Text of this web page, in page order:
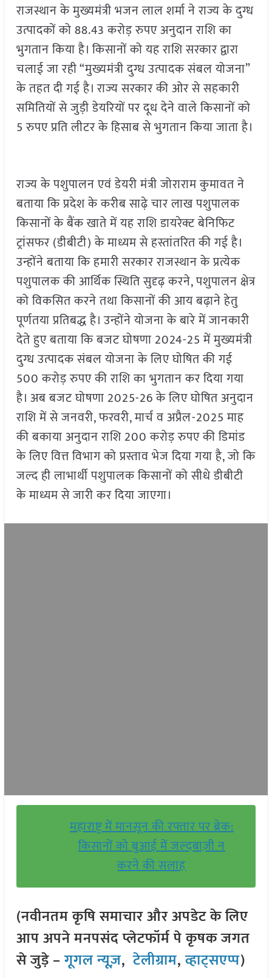
राजस्थान के मुख्यमंत्री भजन लाल शर्मा ने राज्य के दुग्ध
उत्पादकों को 88.43 करोड़ रुपए अनुदान राशि का
भुगतान किया है। किसानों को यह राशि सरकार द्वारा
चलाई जा रही “मुख्यमंत्री दुग्ध उत्पादक संबल योजना”
के तहत दी गई है। राज्य सरकार की ओर से सहकारी
समितियों से जुड़ी डेयरियों पर दूध देने वाले किसानों को
5 रुपए प्रति लीटर के हिसाब से भुगतान किया जाता है।
राज्य के पशुपालन एवं डेयरी मंत्री जोराराम कुमावत ने
बताया कि प्रदेश के करीब साढ़े चार लाख पशुपालक
किसानों के बैंक खाते में यह राशि डायरेक्ट बेनिफिट
ट्रांसफर (डीबीटी) के माध्यम से हस्तांतरित की गई है।
उन्होंने बताया कि हमारी सरकार राजस्थान के प्रत्येक
पशुपालक की आर्थिक स्थिति सुदृढ़ करने, पशुपालन क्षेत्र
को विकसित करने तथा किसानों की आय बढ़ाने हेतु
पूर्णतया प्रतिबद्ध है। उन्होंने योजना के बारे में जानकारी
देते हुए बताया कि बजट घोषणा 2024-25 में मुख्यमंत्री
दुग्ध उत्पादक संबल योजना के लिए घोषित की गई
500 करोड़ रुपए की राशि का भुगतान कर दिया गया
है। अब बजट घोषणा 2025-26 के लिए घोषित अनुदान
राशि में से जनवरी, फरवरी, मार्च व अप्रैल-2025 माह
की बकाया अनुदान राशि 200 करोड़ रुपए की डिमांड
के लिए वित्त विभाग को प्रस्ताव भेज दिया गया है, जो कि
जल्द ही लाभार्थी पशुपालक किसानों को सीधे डीबीटी
के माध्यम से जारी कर दिया जाएगा।
महाराष्ट्र में मानसून की रफ्तार पर ब्रेक:
किसानों को बुआई में जल्दबाज़ी न
करने की सलाह
(नवीनतम कृषि समाचार और अपडेट के लिए
आप अपने मनपसंद प्लेटफॉर्म पे कृषक जगत
से जुड़े –गूगल न्यूज़,टेलीग्राम,व्हाट्सएप्प)